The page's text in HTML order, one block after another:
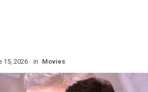
15, 2026 in Movies